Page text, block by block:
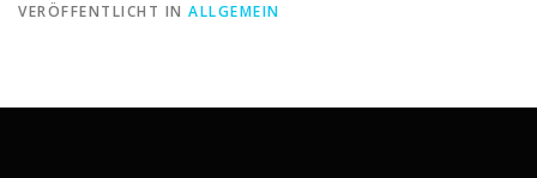
VERÖFFENTLICHT IN ALLGEMEIN